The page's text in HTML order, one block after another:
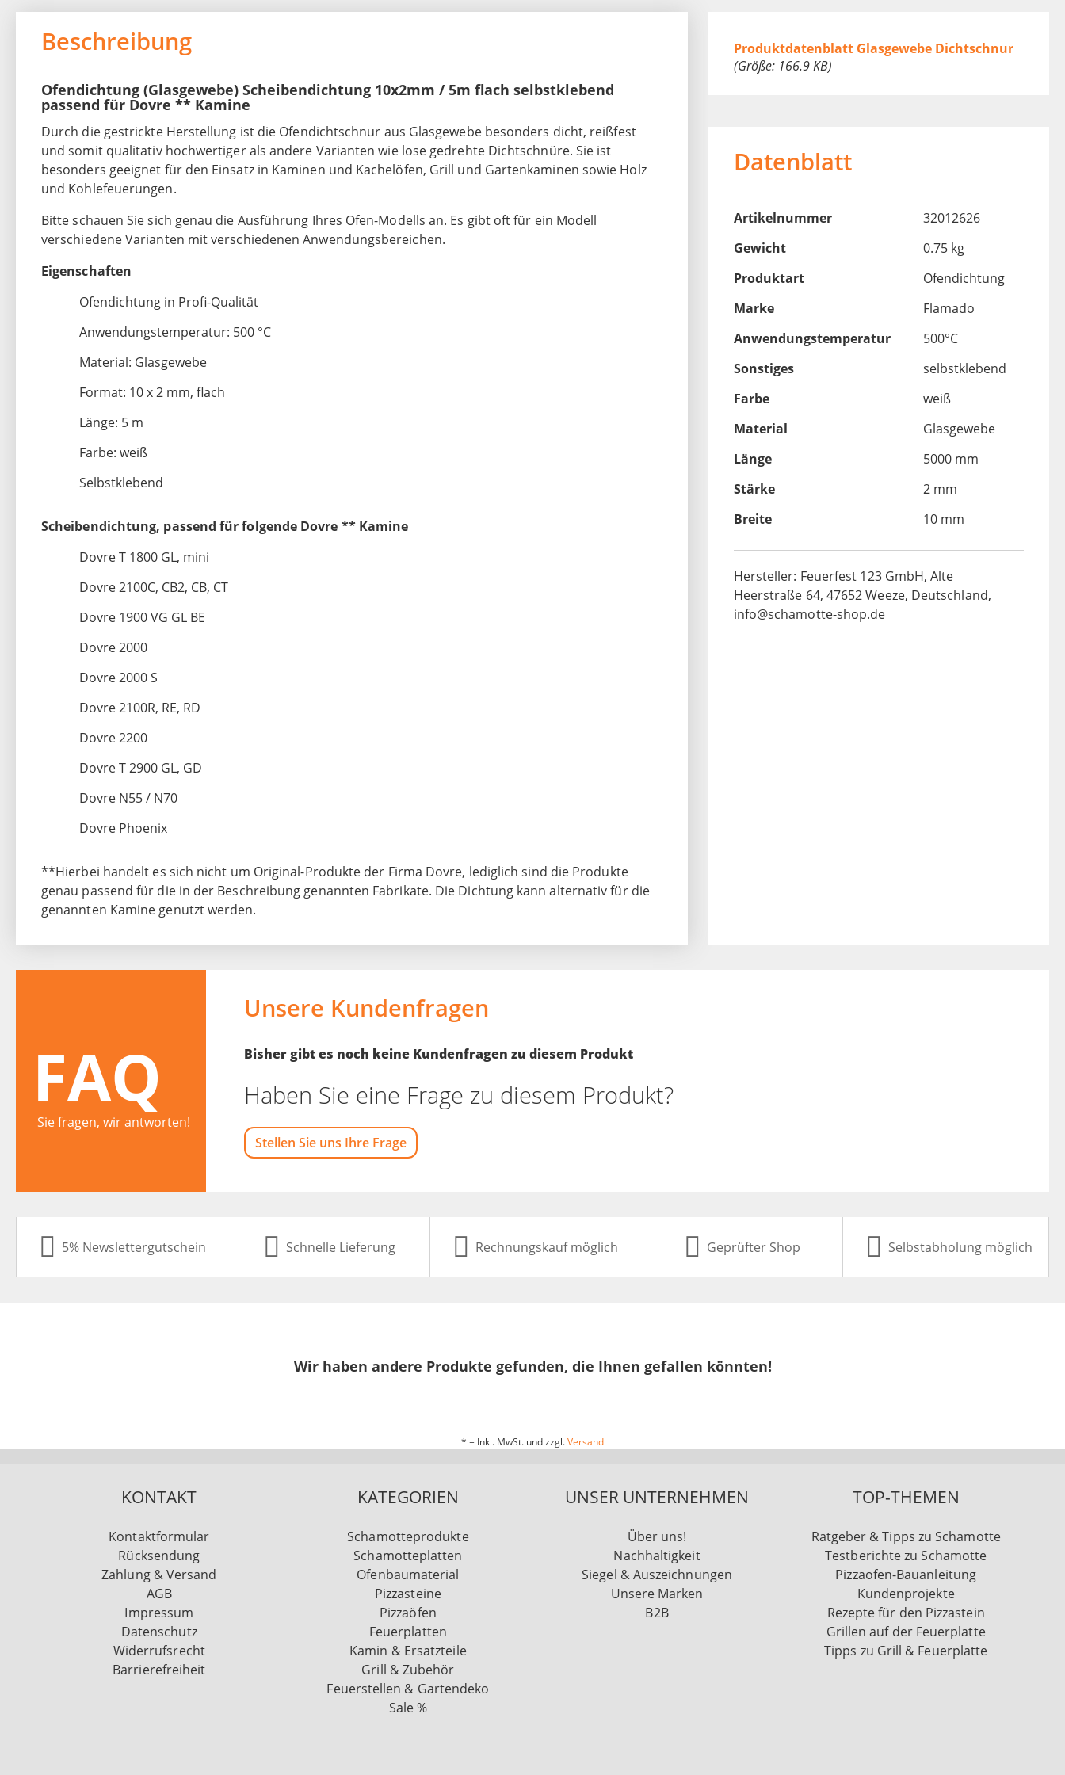
Beschreibung
Ofendichtung (Glasgewebe) Scheibendichtung 10x2mm / 5m flach selbstklebend
passend für Dovre ** Kamine
Durch die gestrickte Herstellung ist die Ofendichtschnur aus Glasgewebe besonders dicht, reißfest
und somit qualitativ hochwertiger als andere Varianten wie lose gedrehte Dichtschnüre. Sie ist
besonders geeignet für den Einsatz in Kaminen und Kachelöfen, Grill und Gartenkaminen sowie Holz
und Kohlefeuerungen.
Bitte schauen Sie sich genau die Ausführung Ihres Ofen-Modells an. Es gibt oft für ein Modell
verschiedene Varianten mit verschiedenen Anwendungsbereichen.
Eigenschaften
Ofendichtung in Profi-Qualität
Anwendungstemperatur: 500 °C
Material: Glasgewebe
Format: 10 x 2 mm, flach
Länge: 5 m
Farbe: weiß
Selbstklebend
Scheibendichtung, passend für folgende Dovre ** Kamine
Dovre T 1800 GL, mini
Dovre 2100C, CB2, CB, CT
Dovre 1900 VG GL BE
Dovre 2000
Dovre 2000 S
Dovre 2100R, RE, RD
Dovre 2200
Dovre T 2900 GL, GD
Dovre N55 / N70
Dovre Phoenix
**Hierbei handelt es sich nicht um Original-Produkte der Firma Dovre, lediglich sind die Produkte
genau passend für die in der Beschreibung genannten Fabrikate. Die Dichtung kann alternativ für die
genannten Kamine genutzt werden.
Produktdatenblatt Glasgewebe Dichtschnur
(Größe: 166.9 KB)
Datenblatt
Artikelnummer
32012626
Gewicht
0.75 kg
Produktart
Ofendichtung
Marke
Flamado
Anwendungstemperatur
500°C
Sonstiges
selbstklebend
Farbe
weiß
Material
Glasgewebe
Länge
5000 mm
Stärke
2 mm
Breite
10 mm
Hersteller: Feuerfest 123 GmbH, Alte
Heerstraße 64, 47652 Weeze, Deutschland,
info@schamotte-shop.de
FAQ
Sie fragen, wir antworten!
Unsere Kundenfragen
Bisher gibt es noch keine Kundenfragen zu diesem Produkt
Haben Sie eine Frage zu diesem Produkt?
Stellen Sie uns Ihre Frage
5% Newslettergutschein Schnelle Lieferung Rechnungskauf möglich Geprüfter Shop Selbstabholung möglich
Wir haben andere Produkte gefunden, die Ihnen gefallen könnten!
* = Inkl. MwSt. und zzgl.Versand
KONTAKT
Kontaktformular
Rücksendung
Zahlung & Versand
AGB
Impressum
Datenschutz
Widerrufsrecht
Barrierefreiheit
KATEGORIEN
Schamotteprodukte
Schamotteplatten
Ofenbaumaterial
Pizzasteine
Pizzaöfen
Feuerplatten
Kamin & Ersatzteile
Grill & Zubehör
Feuerstellen & Gartendeko
Sale %
UNSER UNTERNEHMEN
Über uns!
Nachhaltigkeit
Siegel & Auszeichnungen
Unsere Marken
B2B
TOP-THEMEN
Ratgeber & Tipps zu Schamotte
Testberichte zu Schamotte
Pizzaofen-Bauanleitung
Kundenprojekte
Rezepte für den Pizzastein
Grillen auf der Feuerplatte
Tipps zu Grill & Feuerplatte